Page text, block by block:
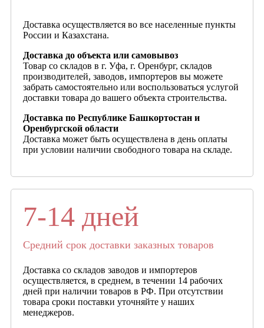
Доставка осуществляется во все населенные пункты
России и Казахстана.
Доставка до объекта или самовывоз
Товар со складов в г. Уфа, г. Оренбург, складов
производителей, заводов, импортеров вы можете
забрать самостоятельно или воспользоваться услугой
доставки товара до вашего объекта строительства.
Доставка по Республике Башкортостан и
Оренбургской области
Доставка может быть осуществлена в день оплаты
при условии наличии свободного товара на складе.
7-14 дней
Средний срок доставки заказных товаров
Доставка со складов заводов и импортеров
осуществляется, в среднем, в течении 14 рабочих
дней при наличии товаров в РФ. При отсутствии
товара сроки поставки уточняйте у наших
менеджеров.